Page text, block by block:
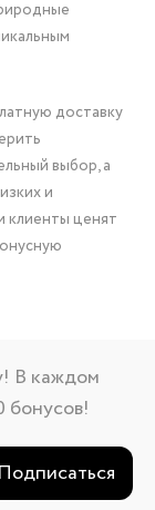
доставку
выбор, а
и
клиенты ценят
В каждом
бонусов!
Подписаться